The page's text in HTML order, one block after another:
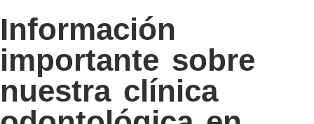
Información
importante sobre
nuestra clínica